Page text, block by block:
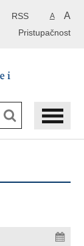
A A
RSS
Pristupačnost